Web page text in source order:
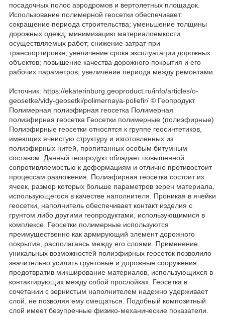
посадочных полос аэродромов и вертолетных площадок.
Использование полимерной геосетки обеспечивает:
сокращение периода строительства; уменьшение толщины
дорожных одежд; минимизацию материалоемкости
осуществляемых работ; снижение затрат при
транспортировке; увеличение срока эксплуатации дорожных
объектов; повышение качества дорожного покрытия и его
рабочих параметров; увеличение периода между ремонтами.
Источник: https://ekaterinburg.geoproduct.ru/info/articles/o-
geosetke/vidy-geosetki/polimernaya-poliefir/ © Геопродукт
Полимерная полиэфирная геосетка Полимерная
полиэфирная геосетка Геосетки полимерные (полиэфирные)
Полиэфирные геосетки относятся к группе геосинтетиков,
имеющих ячеистую структуру и изготовленных из
полиэфирных нитей, пропитанных особым битумным
составом. Данный геопродукт обладает повышенной
сопротивляемостью к деформациям и отлично противостоит
процессам разложения. Полиэфирная геосетка состоит из
ячеек, размер которых больше параметров зерен материала,
использующегося в качестве наполнителя. Проникая в ячейки
геосетки, наполнитель обеспечивает контакт изделия с
грунтом либо другими геопродуктами, использующимися в
комплексе. Геосетки полимерные используются
преимущественно как армирующий элемент дорожного
покрытия, располагаясь между его слоями. Применение
уникальных возможностей полиэфирных геосеток позволило
значительно усилить грунтовые и дорожные сооружения,
предотвратив микширование материалов, использующихся в
контактирующих между собой прослойках. Геосетка в
сочетании с зернистым наполнителем надежно удерживает
слой, не позволяя ему смещаться. Подобный композитный
слой имеет безупречные физико-механические показатели.